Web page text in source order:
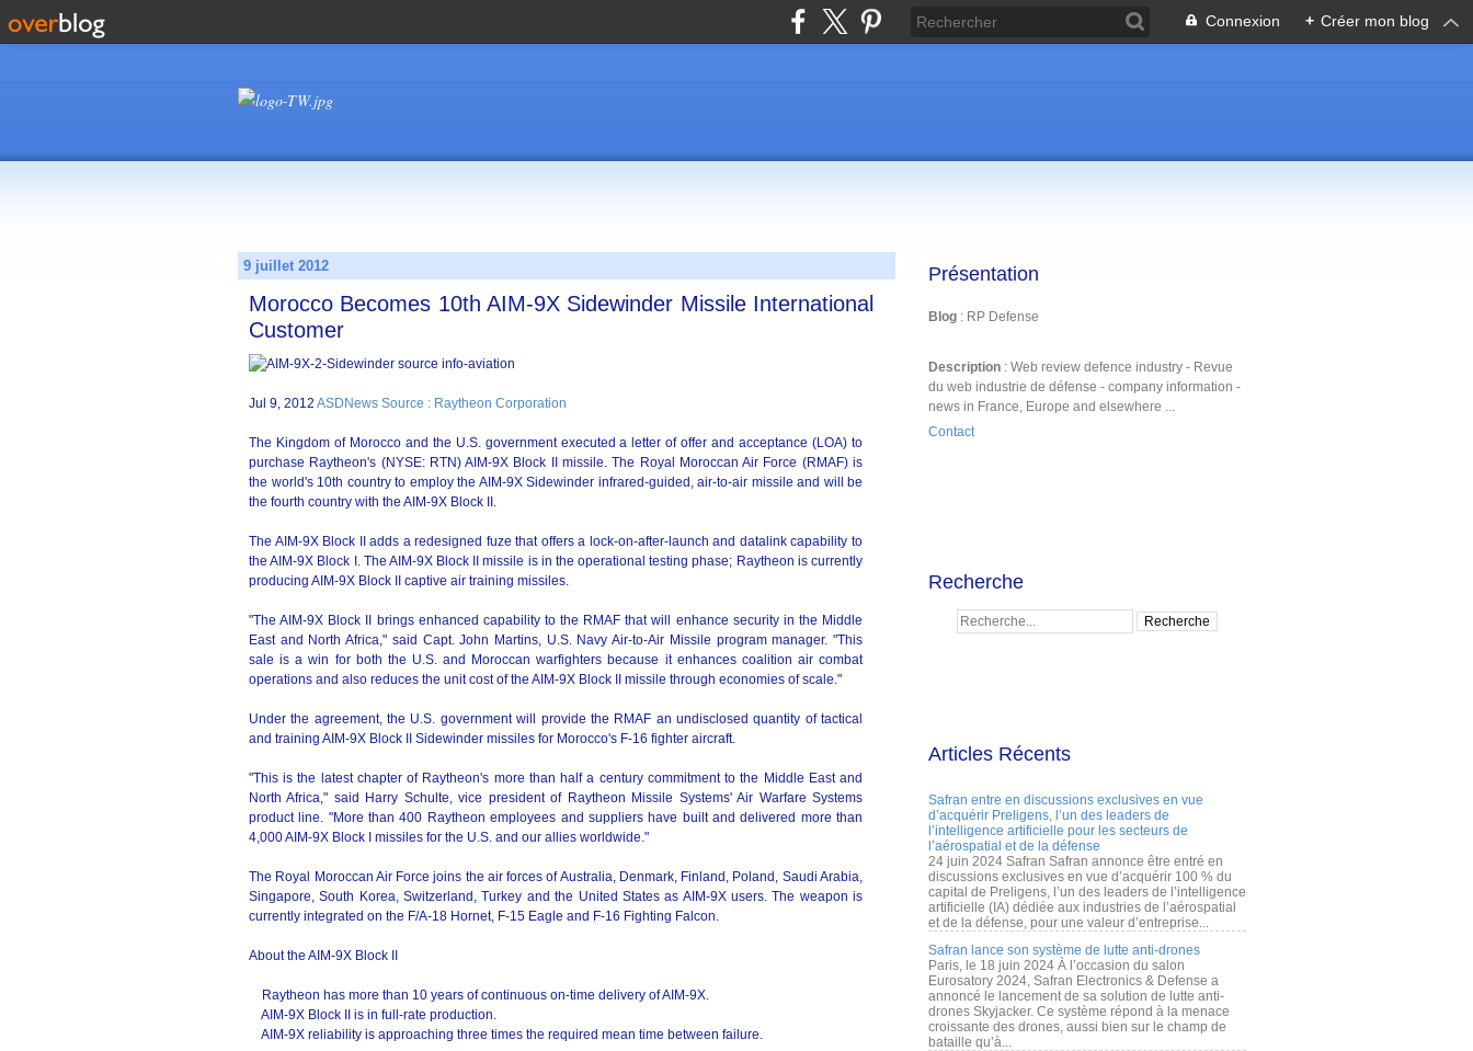
Connexion + Créer mon blog
9 juillet 2012
Morocco Becomes 10th AIM-9X Sidewinder Missile International
Customer
Jul 9, 2012 ASDNews Source : Raytheon Corporation
The Kingdom of Morocco and the U.S. government executed a letter of offer and acceptance (LOA) to
purchase Raytheon's (NYSE: RTN) AIM-9X Block II missile. The Royal Moroccan Air Force (RMAF) is
the world's 10th country to employ the AIM-9X Sidewinder infrared-guided, air-to-air missile and will be
the fourth country with the AIM-9X Block II.
The AIM-9X Block II adds a redesigned fuze that offers a lock-on-after-launch and datalink capability to
the AIM-9X Block I. The AIM-9X Block II missile is in the operational testing phase; Raytheon is currently
producing AIM-9X Block II captive air training missiles.
"The AIM-9X Block II brings enhanced capability to the RMAF that will enhance security in the Middle
East and North Africa," said Capt. John Martins, U.S. Navy Air-to-Air Missile program manager. "This
sale is a win for both the U.S. and Moroccan warfighters because it enhances coalition air combat
operations and also reduces the unit cost of the AIM-9X Block II missile through economies of scale."
Under the agreement, the U.S. government will provide the RMAF an undisclosed quantity of tactical
and training AIM-9X Block II Sidewinder missiles for Morocco's F-16 fighter aircraft.
"This is the latest chapter of Raytheon's more than half a century commitment to the Middle East and
North Africa," said Harry Schulte, vice president of Raytheon Missile Systems' Air Warfare Systems
product line. "More than 400 Raytheon employees and suppliers have built and delivered more than
4,000 AIM-9X Block I missiles for the U.S. and our allies worldwide."
The Royal Moroccan Air Force joins the air forces of Australia, Denmark, Finland, Poland, Saudi Arabia,
Singapore, South Korea, Switzerland, Turkey and the United States as AIM-9X users. The weapon is
currently integrated on the F/A-18 Hornet, F-15 Eagle and F-16 Fighting Falcon.
About the AIM-9X Block II
Raytheon has more than 10 years of continuous on-time delivery of AIM-9X.
AIM-9X Block II is in full-rate production.
AIM-9X reliability is approaching three times the required mean time between failure.
Présentation
Blog : RP Defense
Description : Web review defence industry - Revue
du web industrie de défense - company information -
news in France, Europe and elsewhere ...
Contact
Recherche
Articles Récents
Safran entre en discussions exclusives en vue
d’acquérir Preligens, l’un des leaders de
l’intelligence artificielle pour les secteurs de
l’aérospatial et de la défense
24 juin 2024 Safran Safran annonce être entré en
discussions exclusives en vue d’acquérir 100 % du
capital de Preligens, l’un des leaders de l’intelligence
artificielle (IA) dédiée aux industries de l’aérospatial
et de la défense, pour une valeur d’entreprise...
Safran lance son système de lutte anti-drones
Paris, le 18 juin 2024 À l’occasion du salon
Eurosatory 2024, Safran Electronics & Defense a
annoncé le lancement de sa solution de lutte anti-
drones Skyjacker. Ce système répond à la menace
croissante des drones, aussi bien sur le champ de
bataille qu’à...